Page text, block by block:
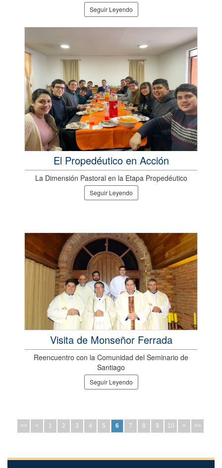
Seguir Leyendo
El Propedéutico en Acción
La Dimensión Pastoral en la Etapa Propedéutico
Seguir Leyendo
Visita de Monseñor Ferrada
Reencuentro con la Comunidad del Seminario de
Santiago
Seguir Leyendo
<< < 1 2 3 4 5 6 7 8 9 10 > >>